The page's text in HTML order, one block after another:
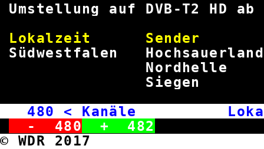
Umstellung auf DVB-T2
Lokalzeit
Südwestfalen
480
< Kanäle
- 480 + 482
© WDR 2017